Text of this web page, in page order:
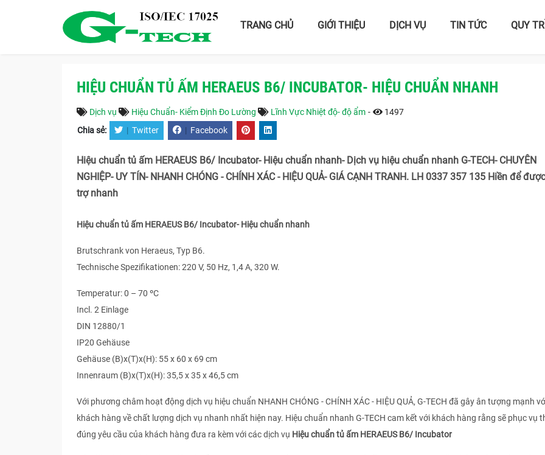
TRANG CHỦ GIỚI THIỆU DỊCH VỤ TIN TỨC QUY
HIỆU CHUẨN TỦ ẤM HERAEUS B6/ INCUBATOR- HIỆU CHUẨN NHANH
Dịch vụ Hiệu Chuẩn- Kiểm Định Đo Lường Lĩnh Vực Nhiệt độ- độ ẩm - 1497
Chia sẻ: | Twitter | Facebook
Hiệu chuẩn tủ ấm HERAEUS B6/ Incubator- Hiệu chuẩn nhanh- Dịch vụ hiệu chuẩn nhanh G-TECH- CHUYÊN
NGHIỆP- UY TÍN- NHANH CHÓNG - CHÍNH XÁC - HIỆU QUẢ- GIÁ CẠNH TRANH. LH 0337 357 135 Hiền để
trợ nhanh
Hiệu chuẩn tủ ấm HERAEUS B6/ Incubator- Hiệu chuẩn nhanh
Brutschrank von Heraeus, Typ B6.
Technische Spezifikationen: 220 V, 50 Hz, 1,4 A, 320 W.
Temperatur: 0 – 70 ºC
Incl. 2 Einlage
DIN 12880/1
IP20 Gehäuse
Gehäuse (B)x(T)x(H): 55 x 60 x 69 cm
Innenraum (B)x(T)x(H): 35,5 x 35 x 46,5 cm
Với phương châm hoạt động dịch vụ hiệu chuẩn NHANH CHÓNG - CHÍNH XÁC - HIỆU QUẢ, G-TECH đã gây ân tượng mạnh
khách hàng về chất lượng dịch vụ nhanh nhất hiện nay. Hiệu chuẩn nhanh G-TECH cam kết với khách hàng rằng sẽ phục vụ
đúng yêu cầu của khách hàng đưa ra kèm với các dịch vụ Hiệu chuẩn tủ ấm HERAEUS B6/ Incubator